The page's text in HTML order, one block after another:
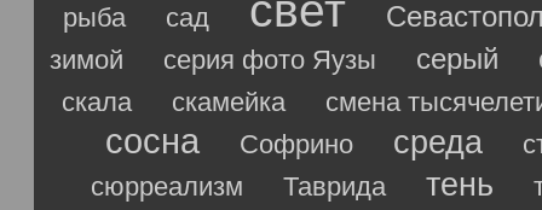
рыба
сад
зимой серия фото Яузы серый
скала скамейка смена
сосна Софрино среда
сюрреализм
Таврида тень